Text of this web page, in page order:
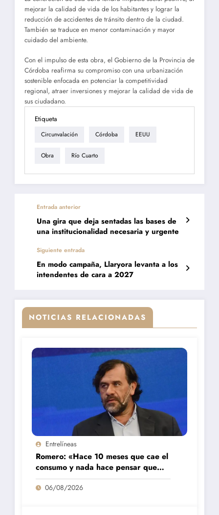
mejorar la calidad de vida de los habitantes y lograr la
reducción de accidentes de tránsito dentro de la ciudad.
También se traduce en menor contaminación y mayor
cuidado del ambiente.
Con el impulso de esta obra, el Gobierno de la Provincia de
Córdoba reafirma su compromiso con una urbanización
sostenible enfocada en potenciar la competitividad
regional, atraer inversiones y mejorar la calidad de vida de
sus ciudadano.
Etiqueta
Circunvalación Córdoba EEUU
Obra Río Cuarto
Entrada anterior
Una gira que deja sentadas las bases de
una institucionalidad necesaria y urgente
Siguiente entrada
En modo campaña, Llaryora levanta a los
intendentes de cara a 2027
NOTICIAS RELACIONADAS
Entrelíneas
Romero: «Hace 10 meses que cae el
consumo y nada hace pensar que
vaya a repuntar»
06/08/2026